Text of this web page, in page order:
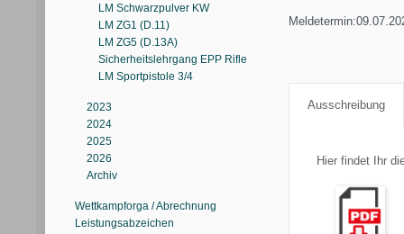
Ausschreibung
Hier findet Ihr
LM Schwarzpulver KW
LM ZG1 (D.11)
LM ZG5 (D.13A)
Sicherheitslehrgang EPP Rifle
LM Sportpistole 3/4
2023
2024
2025
2026
Archiv
Wettkampforga / Abrechnung
Leistungsabzeichen